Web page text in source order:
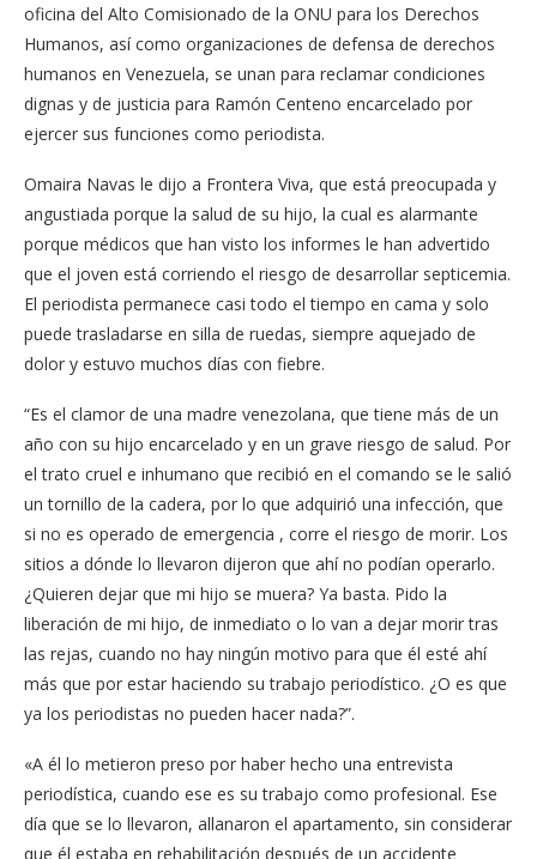
oficina del Alto Comisionado de la ONU para los Derechos
Humanos, así como organizaciones de defensa de derechos
humanos en Venezuela, se unan para reclamar condiciones
dignas y de justicia para Ramón Centeno encarcelado por
ejercer sus funciones como periodista.
Omaira Navas le dijo a Frontera Viva, que está preocupada y
angustiada porque la salud de su hijo, la cual es alarmante
porque médicos que han visto los informes le han advertido
que el joven está corriendo el riesgo de desarrollar septicemia.
El periodista permanece casi todo el tiempo en cama y solo
puede trasladarse en silla de ruedas, siempre aquejado de
dolor y estuvo muchos días con fiebre.
“Es el clamor de una madre venezolana, que tiene más de un
año con su hijo encarcelado y en un grave riesgo de salud. Por
el trato cruel e inhumano que recibió en el comando se le salió
un tornillo de la cadera, por lo que adquirió una infección, que
si no es operado de emergencia , corre el riesgo de morir. Los
sitios a dónde lo llevaron dijeron que ahí no podían operarlo.
¿Quieren dejar que mi hijo se muera? Ya basta. Pido la
liberación de mi hijo, de inmediato o lo van a dejar morir tras
las rejas, cuando no hay ningún motivo para que él esté ahí
más que por estar haciendo su trabajo periodístico. ¿O es que
ya los periodistas no pueden hacer nada?”.
«A él lo metieron preso por haber hecho una entrevista
periodística, cuando ese es su trabajo como profesional. Ese
día que se lo llevaron, allanaron el apartamento, sin considerar
que él estaba en rehabilitación después de un accidente